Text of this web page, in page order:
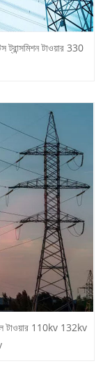
ট্রান্সমিশন টাওয়ার 330
টাওয়ার 110kv 132kv